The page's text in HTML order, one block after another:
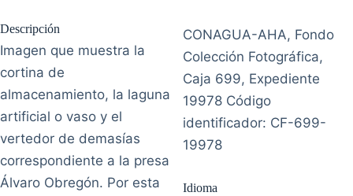
Descripción
Imagen que muestra la
cortina de
almacenamiento, la laguna
artificial o vaso y el
vertedor de demasías
correspondiente a la presa
Álvaro Obregón. Por esta
CONAGUA-AHA, Fondo
Colección Fotográfica,
Caja 699, Expediente
19978 Código
identificador: CF-699-
19978
Idioma